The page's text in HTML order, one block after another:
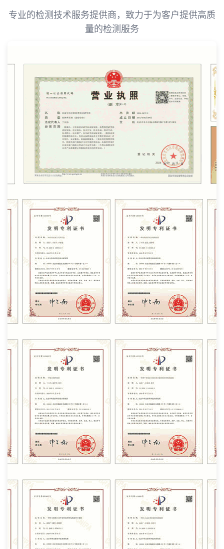
专业的检测技术服务提供商，致力于为客户提供高质
量的检测服务